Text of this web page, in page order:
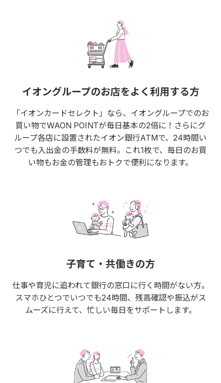
イオングループのお店をよく利用する方
「イオンカードセレクト」なら、イオングループでのお
買い物でWAON POINTが毎日基本の2倍に！さらにグ
ループ各店に設置されたイオン銀行ATMで、24時間い
つでも入出金の手数料が無料。これ1枚で、毎日のお買
い物もお金の管理もおトクで便利になります。
子育て・共働きの方
仕事や育児に追われて銀行の窓口に行く時間がない方。
スマホひとつでいつでも24時間、残高確認や振込がス
ムーズに行えて、忙しい毎日をサポートします。